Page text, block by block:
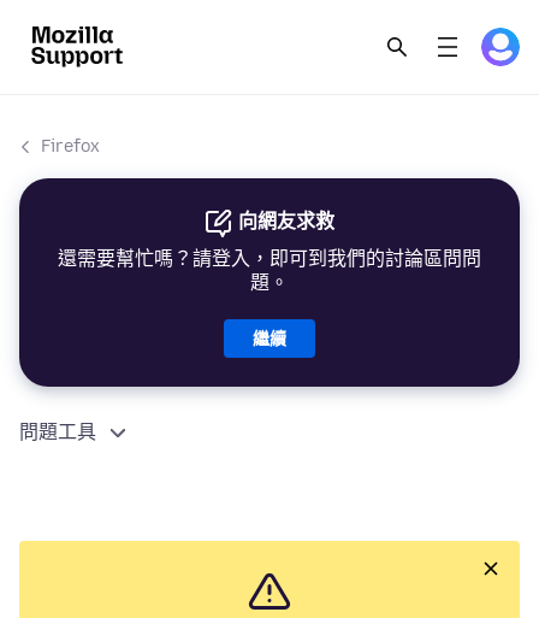
Firefox
向網友求救
還需要幫忙嗎？請登入，即可到我們的討論區問問
題。
繼續
問題工具